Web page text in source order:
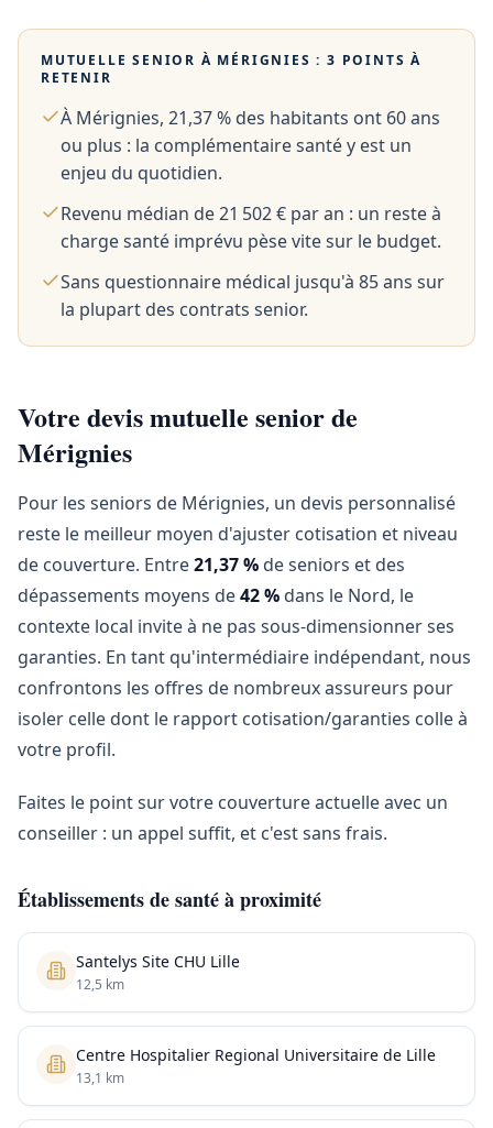
MUTUELLE SENIOR À MÉRIGNIES : 3 POINTS À
RETENIR
À Mérignies, 21,37 % des habitants ont 60 ans
ou plus : la complémentaire santé y est un
enjeu du quotidien.
Revenu médian de 21 502 € par an : un reste à
charge santé imprévu pèse vite sur le budget.
Sans questionnaire médical jusqu'à 85 ans sur
la plupart des contrats senior.
Votre devis mutuelle senior de
Mérignies
Pour les seniors de Mérignies, un devis personnalisé
reste le meilleur moyen d'ajuster cotisation et niveau
de couverture. Entre21,37 % de seniors et des
dépassements moyens de42 % dans le Nord, le
contexte local invite à ne pas sous-dimensionner ses
garanties. En tant qu'intermédiaire indépendant, nous
confrontons les offres de nombreux assureurs pour
isoler celle dont le rapport cotisation/garanties colle à
votre profil.
Faites le point sur votre couverture actuelle avec un
conseiller : un appel suffit, et c'est sans frais.
Établissements de santé à proximité
Santelys Site CHU Lille
12,5 km
Centre Hospitalier Regional Universitaire de Lille
13,1 km